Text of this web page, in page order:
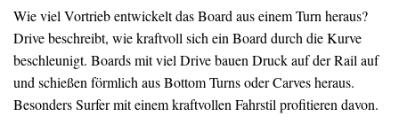
Wie viel Vortrieb entwickelt das Board aus einem Turn heraus?
Drive beschreibt, wie kraftvoll sich ein Board durch die Kurve
beschleunigt. Boards mit viel Drive bauen Druck auf der Rail auf
und schießen förmlich aus Bottom Turns oder Carves heraus.
Besonders Surfer mit einem kraftvollen Fahrstil profitieren davon.